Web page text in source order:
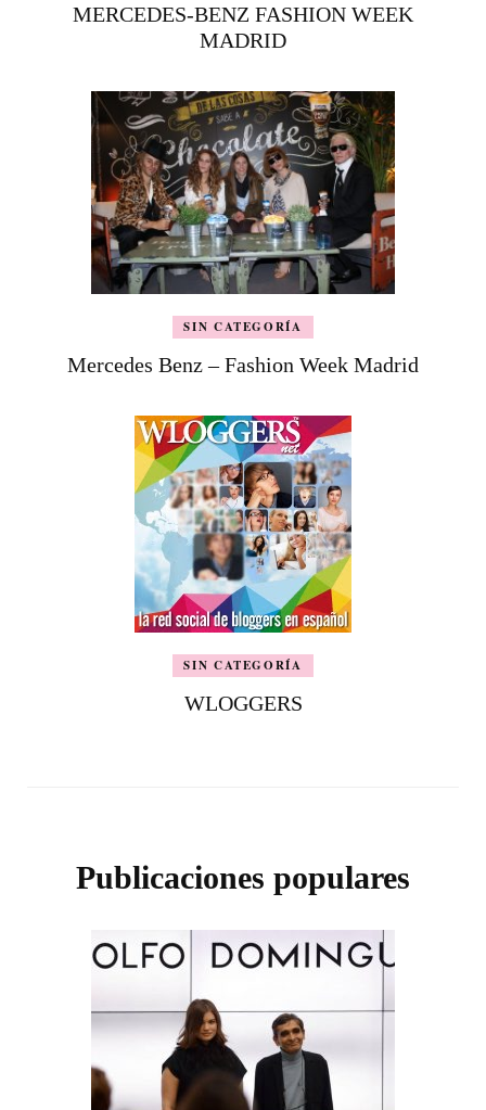
MERCEDES-BENZ FASHION WEEK
MADRID
SIN CATEGORÍA
Mercedes Benz – Fashion Week Madrid
SIN CATEGORÍA
WLOGGERS
Publicaciones populares